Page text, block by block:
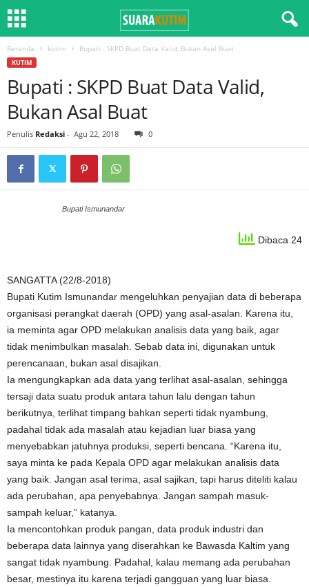
Beranda kutim Bupati : SKPD Buat Data Valid, Bukan Asal Buat
KUTIM
Bupati : SKPD Buat Data Valid,
Bukan Asal Buat
Penulis Redaksi - Agu 22, 2018 0
Bupati Ismunandar
Dibaca 24
SANGATTA (22/8-2018)
Bupati Kutim Ismunandar mengeluhkan penyajian data di beberapa
organisasi perangkat daerah (OPD) yang asal-asalan. Karena itu,
ia meminta agar OPD melakukan analisis data yang baik, agar
tidak menimbulkan masalah. Sebab data ini, digunakan untuk
perencanaan, bukan asal disajikan.
Ia mengungkapkan ada data yang terlihat asal-asalan, sehingga
tersaji data suatu produk antara tahun lalu dengan tahun
berikutnya, terlihat timpang bahkan seperti tidak nyambung,
padahal tidak ada masalah atau kejadian luar biasa yang
menyebabkan jatuhnya produksi, seperti bencana. “Karena itu,
saya minta ke pada Kepala OPD agar melakukan analisis data
yang baik. Jangan asal terima, asal sajikan, tapi harus diteliti kalau
ada perubahan, apa penyebabnya. Jangan sampah masuk-
sampah keluar,” katanya.
Ia mencontohkan produk pangan, data produk industri dan
beberapa data lainnya yang diserahkan ke Bawasda Kaltim yang
sangat tidak nyambung. Padahal, kalau memang ada perubahan
besar, mestinya itu karena terjadi gangguan yang luar biasa.